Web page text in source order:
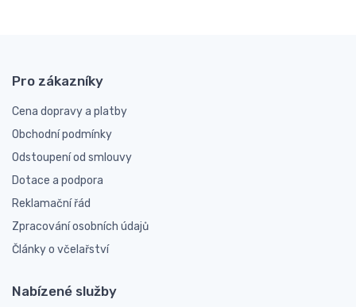
Pro zákazníky
Cena dopravy a platby
Obchodní podmínky
Odstoupení od smlouvy
Dotace a podpora
Reklamační řád
Zpracování osobních údajů
Články o včelařství
Nabízené služby